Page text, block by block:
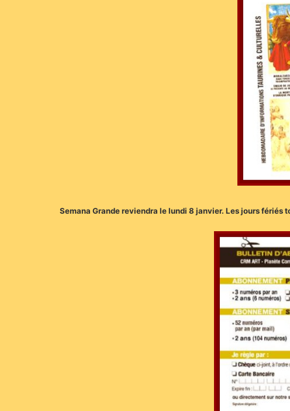
Semana Grande reviendra le lundi 8 janvier. Les jours fériés